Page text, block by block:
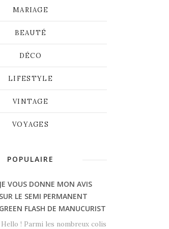
MARIAGE
BEAUTÉ
DÉCO
LIFESTYLE
VINTAGE
VOYAGES
POPULAIRE
JE VOUS DONNE MON AVIS
SUR LE SEMI PERMANENT
GREEN FLASH DE MANUCURIST
Hello ! Parmi les nombreux colis